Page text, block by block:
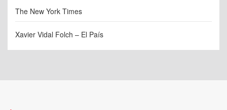
The New York Times
Xavier Vidal Folch – El País